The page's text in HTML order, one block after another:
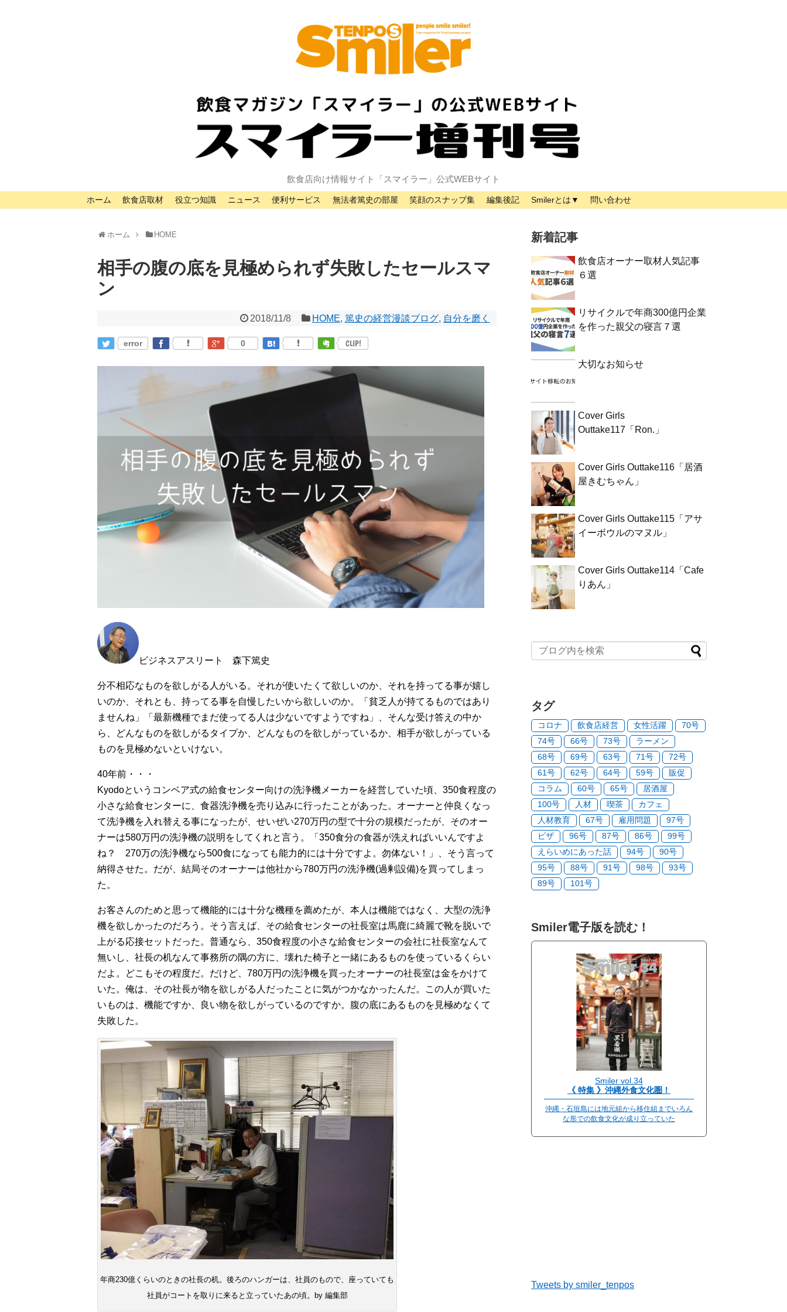
飲食店向け情報サイト「スマイラー」公式WEBサイト
ホーム 飲食店取材 役立つ知識 ニュース 便利サービス 無法者篤史の部屋 笑顔のスナップ集 編集後記 Smilerとは▼ 問い合わせ
ホーム HOME
相手の腹の底を見極められず失敗したセールスマ
ン
2018/11/8 HOME, 篤史の経営漫談ブログ, 自分を磨く
error 0 CLIP!
ビジネスアスリート 森下篤史
分不相応なものを欲しがる人がいる。それが使いたくて欲しいのか、それを持ってる事が嬉し
いのか、それとも、持ってる事を自慢したいから欲しいのか。「貧乏人が持てるものではあり
ませんね」「最新機種でまだ使ってる人は少ないですようですね」、そんな受け答えの中か
ら、どんなものを欲しがるタイプか、どんなものを欲しがっているか、相手が欲しがっている
ものを見極めないといけない。
40年前・・・
Kyodoというコンベア式の給食センター向けの洗浄機メーカーを経営していた頃、350食程度の
小さな給食センターに、食器洗浄機を売り込みに行ったことがあった。オーナーと仲良くなっ
て洗浄機を入れ替える事になったが、せいぜい270万円の型で十分の規模だったが、そのオー
ナーは580万円の洗浄機の説明をしてくれと言う。「350食分の食器が洗えればいいんですよ
ね？ 270万の洗浄機なら500食になっても能力的には十分ですよ。勿体ない！」、そう言って
納得させた。だが、結局そのオーナーは他社から780万円の洗浄機(過剰設備)を買ってしまっ
た。
お客さんのためと思って機能的には十分な機種を薦めたが、本人は機能ではなく、大型の洗浄
機を欲しかったのだろう。そう言えば、その給食センターの社長室は馬鹿に綺麗で靴を脱いで
上がる応接セットだった。普通なら、350食程度の小さな給食センターの会社に社長室なんて
無いし、社長の机なんて事務所の隅の方に、壊れた椅子と一緒にあるものを使っているくらい
だよ。どこもその程度だ。だけど、780万円の洗浄機を買ったオーナーの社長室は金をかけて
いた。俺は、その社長が物を欲しがる人だったことに気がつかなかったんだ。この人が買いた
いものは、機能ですか、良い物を欲しがっているのですか。腹の底にあるものを見極めなくて
失敗した。
年商230億くらいのときの社長の机。後ろのハンガーは、社員のもので、座っていても
社員がコートを取りに来ると立っていたあの頃。by 編集部
新着記事
飲食店オーナー取材人気記事
６選
リサイクルで年商300億円企業
を作った親父の寝言７選
大切なお知らせ
Cover Girls
Outtake117「Ron.」
Cover Girls Outtake116「居酒
屋きむちゃん」
Cover Girls Outtake115「アサ
イーボウルのマヌル」
Cover Girls Outtake114「Cafe
りあん」
タグ
コロナ 飲食店経営 女性活躍
70号
74号
66号 73号
ラーメン
68号
69号 63号 71号
72号
61号
62号 64号 59号
販促
コラム
60号 65号
居酒屋
100号
人材 喫茶
カフェ
人材教育
67号 雇用問題
97号
ピザ
96号 87号 86号
99号
えらいめにあった話
94号
90号
95号
88号 91号 98号
93号
89号
101号
Smiler電子版を読む！
Smiler vol.34
《 特集 》沖縄外食文化圏！
沖縄・石垣島には地元組から移住組までいろん
な形での飲食文化が成り立っていた
Tweets by smiler_tenpos